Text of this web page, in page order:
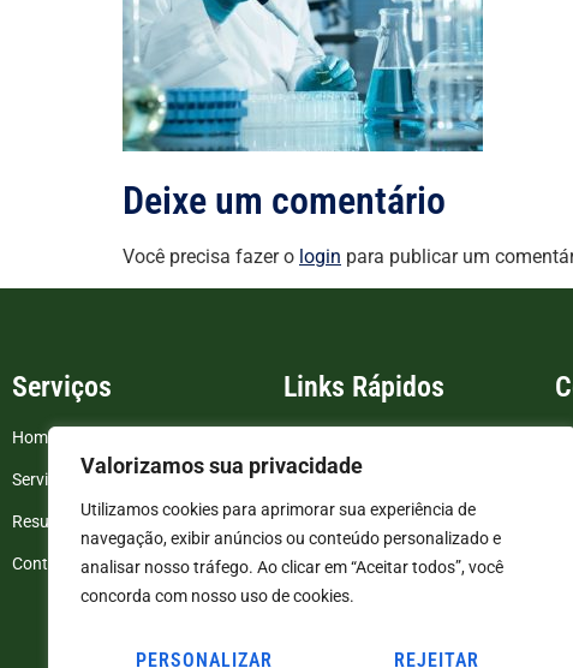
Valorizamos sua privacidade
Utilizamos cookies para aprimorar sua experiência de
navegação, exibir anúncios ou conteúdo personalizado e
analisar nosso tráfego. Ao clicar em “Aceitar todos”, você
concorda com nosso uso de cookies.
PERSONALIZAR REJEITAR
Deixe um comentário
Você precisa fazer o login para publicar um
Serviços
Home
Serviços
Resultados de exames
Contato
Links Rápidos
Blog
Politica de Privacidade
Termos e Condições